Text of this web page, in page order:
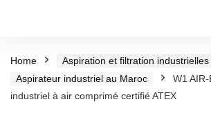
Home
Aspiration et filtration industrielles
Aspirateur industriel au Maroc
W1
industriel à air comprimé certifié ATEX